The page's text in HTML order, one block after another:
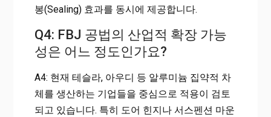
봉(Sealing) 효과를 동시에 제공합니다.
Q4: FBJ 공법의 산업적 확장 가능
성은 어느 정도인가요?
A4: 현재 테슬라, 아우디 등 알루미늄 집약적 차
체를 생산하는 기업들을 중심으로 적용이 검토
되고 있습니다. 특히 도어 힌지나 서스펜션 마운